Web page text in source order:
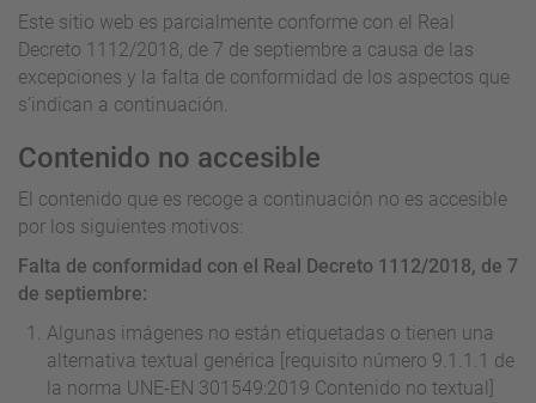
Este sitio web es parcialmente conforme con el Real
Decreto 1112/2018, de 7 de septiembre a causa de las
excepciones y la falta de conformidad de los aspectos que
s’indican a continuación.
Contenido no accesible
El contenido que es recoge a continuación no es accesible
por los siguientes motivos:
Falta de conformidad con el Real Decreto 1112/2018, de 7
de septiembre:
Algunas imágenes no están etiquetadas o tienen una
alternativa textual genérica [requisito número 9.1.1.1 de
la norma UNE-EN 301549:2019 Contenido no textual]